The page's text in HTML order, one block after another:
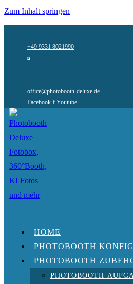
Zum Inhalt springen
+49 9331 8021990
office@photobooth-deluxe.de
Facebook-f Youtube
HOME
PHOTOBOOTH
PHOTOBOOTH
PHOTOBOOTH-